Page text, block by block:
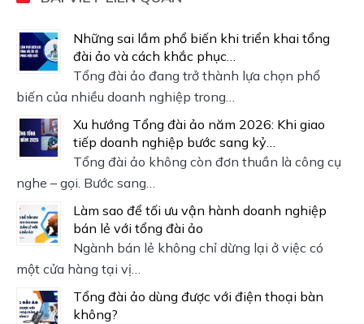
Những sai lầm phổ biến khi triển khai tổng
đài ảo và cách khắc phục…
Tổng đài ảo đang trở thành lựa chọn phổ
biến của nhiều doanh nghiệp trong…
Xu hướng Tổng đài ảo năm 2026: Khi giao
tiếp doanh nghiệp bước sang kỷ…
Tổng đài ảo không còn đơn thuần là công cụ
nghe – gọi. Bước sang…
Làm sao để tối ưu vận hành doanh nghiệp
bán lẻ với tổng đài ảo
Ngành bán lẻ không chỉ dừng lại ở việc có
một cửa hàng tại vị…
Tổng đài ảo dùng được với điện thoại bàn
không?